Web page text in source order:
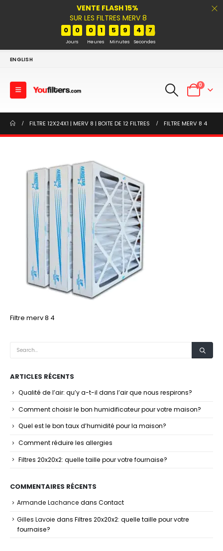
VENTE FLASH 15%
SUR LES FILTRES MERV 8
0 0
Jours
0 1
Heures
5 9
Minutes
4 7
Secondes
ENGLISH
0
FILTRE 12X24X1 | MERV 8 | BOITE DE 12 FILTRES FILTRE MERV 8 4
Filtre merv 8 4
ARTICLES RÉCENTS
Qualité de l’air: qu’y a-t-il dans l’air que nous respirons?
Comment choisir le bon humidificateur pour votre maison?
Quel est le bon taux d’humidité pour la maison?
Comment réduire les allergies
Filtres 20x20x2: quelle taille pour votre fournaise?
COMMENTAIRES RÉCENTS
Armande Lachance dans Contact
Gilles Lavoie dans Filtres 20x20x2: quelle taille pour votre
fournaise?